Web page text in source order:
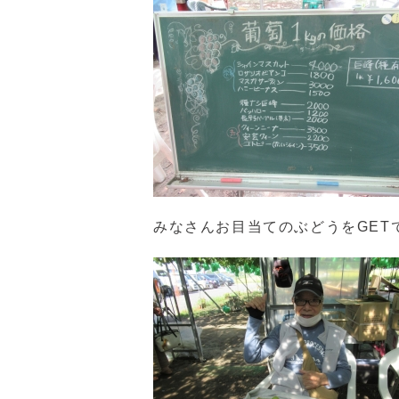
みなさんお目当てのぶどうをGET